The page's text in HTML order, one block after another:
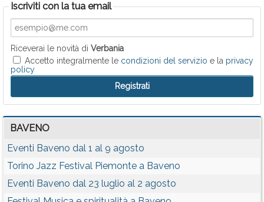
Iscriviti con la tua email
Riceverai le novità di Verbania
Accetto integralmente le condizioni del servizio e la privacy
policy
BAVENO
Eventi Baveno dal 1 al 9 agosto
Torino Jazz Festival Piemonte a Baveno
Eventi Baveno dal 23 luglio al 2 agosto